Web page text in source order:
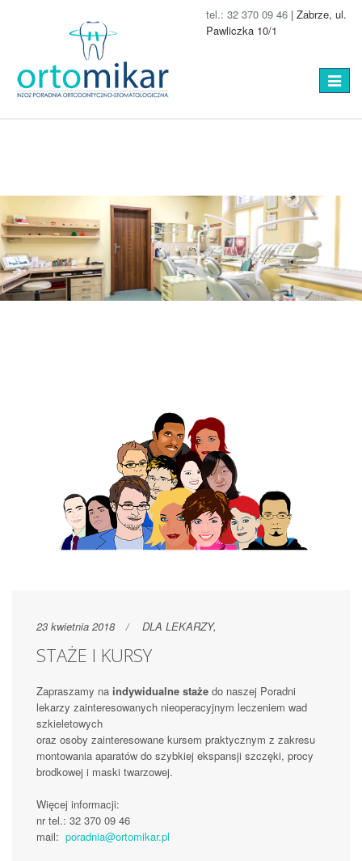
tel.: 32 370 09 46 | Zabrze, ul.
Pawliczka 10/1
Toggle
23 kwietnia 2018 DLA LEKARZY,
STAŻE I KURSY
Zapraszamy na indywidualne staże do naszej Poradni
lekarzy zainteresowanych nieoperacyjnym leczeniem wad
szkieletowych
oraz osoby zainteresowane kursem praktycznym z zakresu
montowania aparatów do szybkiej ekspansji szczęki, procy
brodkowej i maski twarzowej.
Więcej informacji:
nr tel.: 32 370 09 46
mail: poradnia@ortomikar.pl